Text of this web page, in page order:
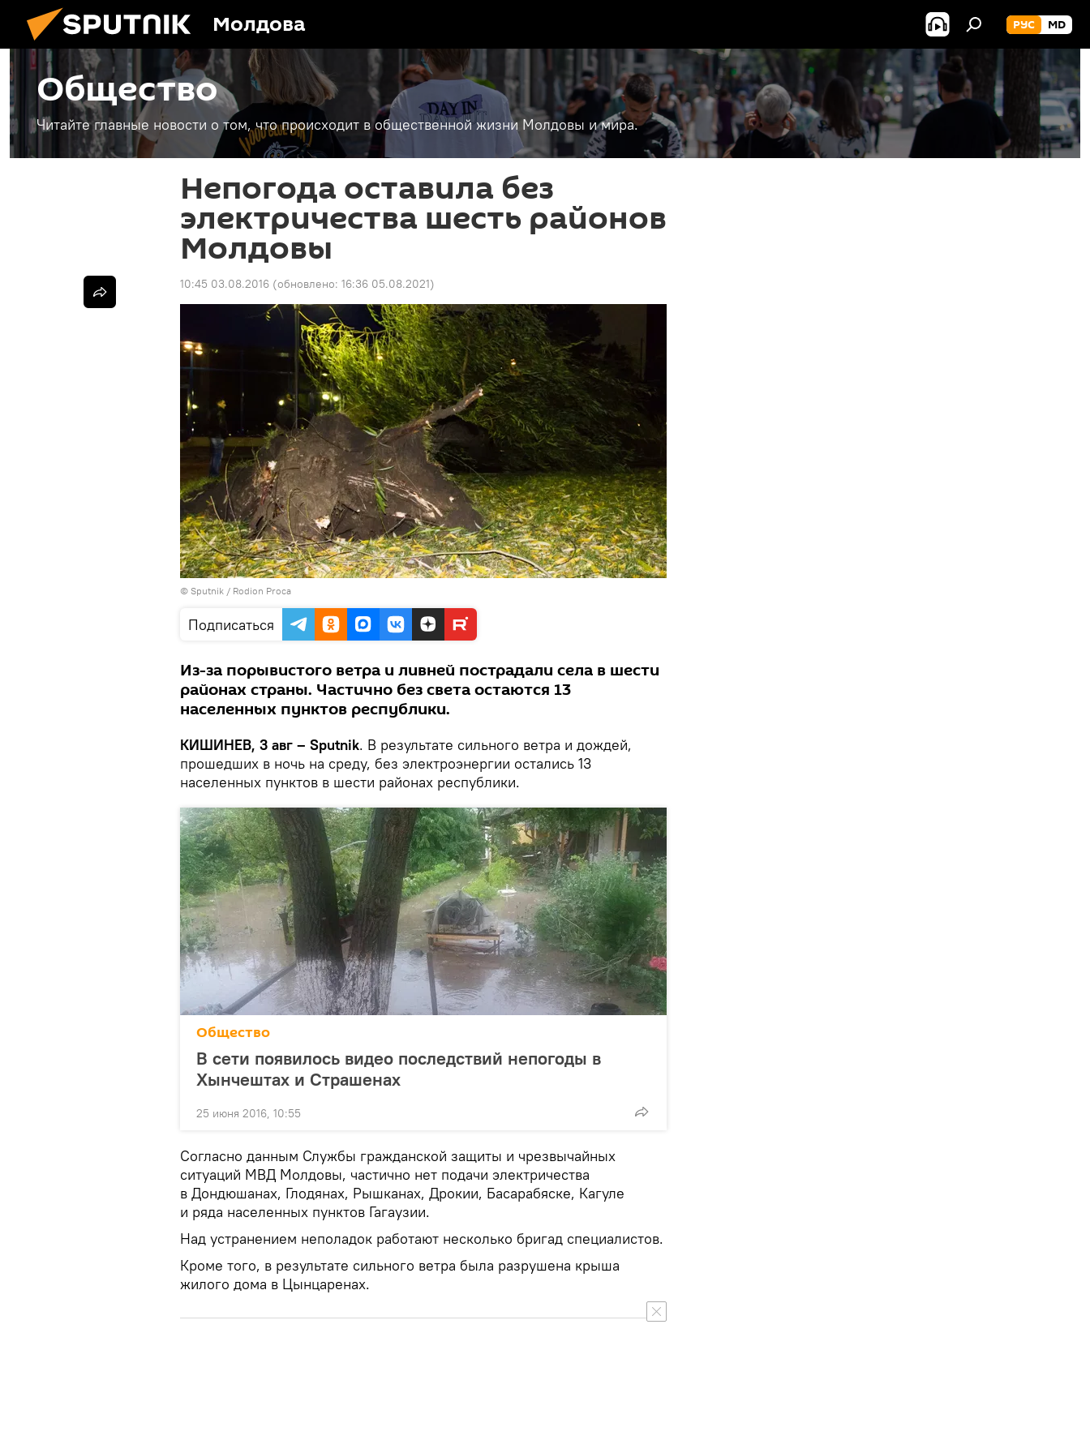
Молдова РУС MD
Общество
Читайте главные новости о том, что происходит в общественной жизни Молдовы и мира.
Непогода оставила без
электричества шесть районов
Молдовы
10:45 03.08.2016 (обновлено: 16:36 05.08.2021)
© Sputnik / Rodion Proca
Подписаться
Из-за порывистого ветра и ливней пострадали села в шести
районах страны. Частично без света остаются 13
населенных пунктов республики.
КИШИНЕВ, 3 авг – Sputnik. В результате сильного ветра и дождей,
прошедших в ночь на среду, без электроэнергии остались 13
населенных пунктов в шести районах республики.
Общество
В сети появилось видео последствий непогоды в
Хынчештах и Страшенах
25 июня 2016, 10:55
Согласно данным Службы гражданской защиты и чрезвычайных
ситуаций МВД Молдовы, частично нет подачи электричества
в Дондюшанах, Глодянах, Рышканах, Дрокии, Басарабяске, Кагуле
и ряда населенных пунктов Гагаузии.
Над устранением неполадок работают несколько бригад специалистов.
Кроме того, в результате сильного ветра была разрушена крыша
жилого дома в Цынцаренах.